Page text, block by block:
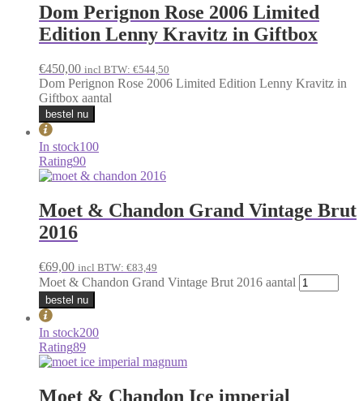
Dom Perignon Rose 2006 Limited
Edition Lenny Kravitz in Giftbox
€450,00 incl BTW: €544,50
Dom Perignon Rose 2006 Limited Edition Lenny Kravitz in
Giftbox aantal
bestel nu
In stock100
Rating90
Moet & Chandon Grand Vintage Brut
2016
€69,00 incl BTW: €83,49
Moet & Chandon Grand Vintage Brut 2016 aantal
bestel nu
In stock200
Rating89
Moet & Chandon Ice imperial